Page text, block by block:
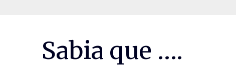
Sabia que ….